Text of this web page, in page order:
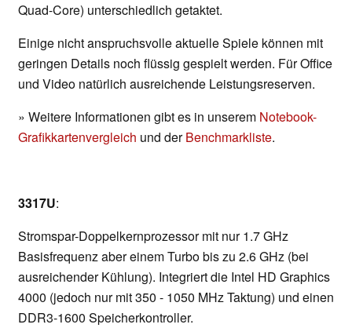
Quad-Core) unterschiedlich getaktet.
Einige nicht anspruchsvolle aktuelle Spiele können mit
geringen Details noch flüssig gespielt werden. Für Office
und Video natürlich ausreichende Leistungsreserven.
» Weitere Informationen gibt es in unserem Notebook-
Grafikkartenvergleich und derBenchmarkliste.
3317U:
Stromspar-Doppelkernprozessor mit nur 1.7 GHz
Basisfrequenz aber einem Turbo bis zu 2.6 GHz (bei
ausreichender Kühlung). Integriert die Intel HD Graphics
4000 (jedoch nur mit 350 - 1050 MHz Taktung) und einen
DDR3-1600 Speicherkontroller.